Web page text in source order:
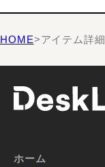
HOME>アイテム詳細
ホーム